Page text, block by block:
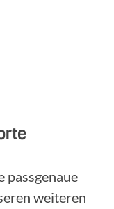
passgenaue
weiteren